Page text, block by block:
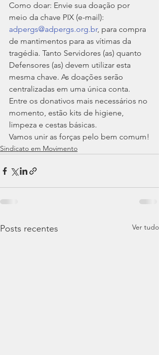
Como doar: Envie sua doação por
meio da chave PIX (e-mail):
adpergs@adpergs.org.br, para compra
de mantimentos para as vítimas da
tragédia. Tanto Servidores (as) quanto
Defensores (as) devem utilizar esta
mesma chave. As doações serão
centralizadas em uma única conta.
Entre os donativos mais necessários no
momento, estão kits de higiene,
limpeza e cestas básicas.
Vamos unir as forças pelo bem comum!
Sindicato em Movimento
Posts recentes Ver tudo